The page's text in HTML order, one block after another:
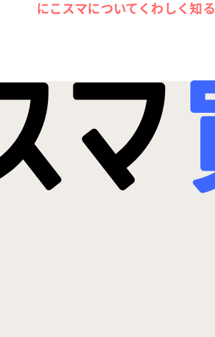
にこスマについてくわしく知る